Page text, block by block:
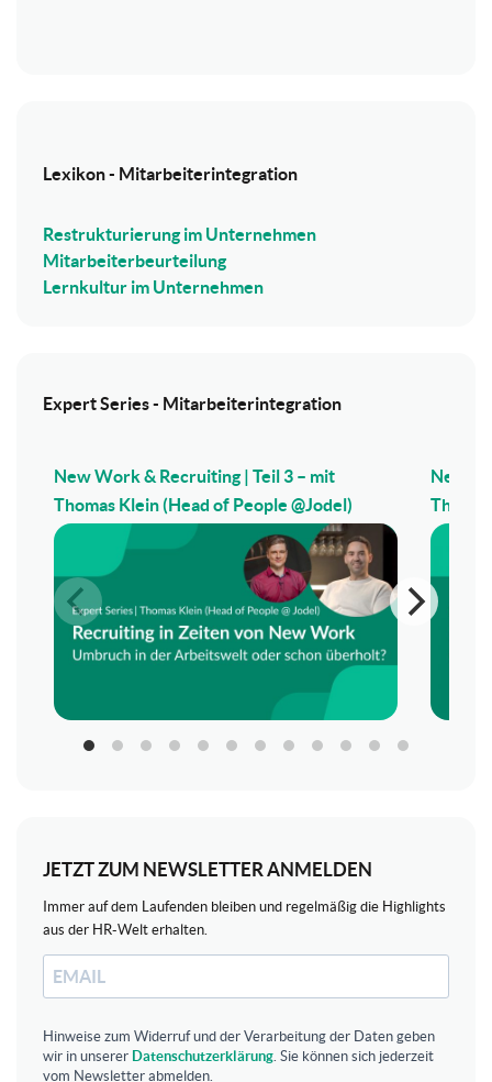
Lexikon - Mitarbeiterintegration
Restrukturierung im Unternehmen
Mitarbeiterbeurteilung
Lernkultur im Unternehmen
Expert Series - Mitarbeiterintegration
New Work & Recruiting | Teil 3 – mit
Thomas Klein (Head of People @Jodel)
New
JETZT ZUM NEWSLETTER ANMELDEN
Immer auf dem Laufenden bleiben und regelmäßig die Highlights
aus der HR-Welt erhalten.
Hinweise zum Widerruf und der Verarbeitung der Daten geben
wir in unserer Datenschutzerklärung . Sie können sich jederzeit
vom Newsletter abmelden.